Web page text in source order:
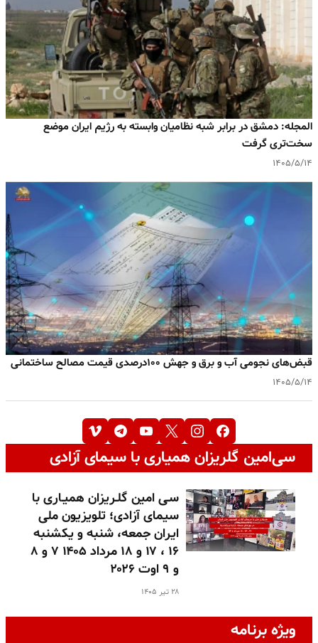
المجله: دمشق در برابر شبه‌ نظامیان وابسته به رژیم ایران موضع
سخت‌تری گرفت
۱۴۰۵/۵/۱۴
قبض‌های نجومی آب و برق و جهش ۱۰۰درصدی قیمت مصالح ساختمانی
۱۴۰۵/۵/۱۴
سی‌امین گلریزان همیاری با سیمای آزادی
سـی امین گلـریزان همیـاری با
سیمای آزادی؛ تلویزیون ملی
ایران جمعه، شنبه و یکشنبه
۱۶ ، ۱۷ و ۱۸ مرداد ۱۴۰۵ ۷ و ۸
و ۹ اوت ۲۰۲۶
۲۸ تیر ۱۴۰۵
ویژه برنامه